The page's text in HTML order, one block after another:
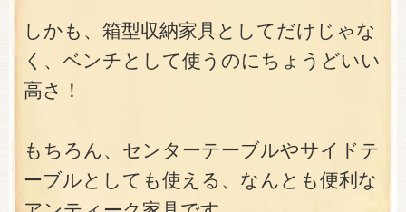
しかも、箱型収納家具としてだけじゃな
く、ベンチとして使うのにちょうどいい
高さ！
もちろん、センターテーブルやサイドテ
ーブルとしても使える、なんとも便利な